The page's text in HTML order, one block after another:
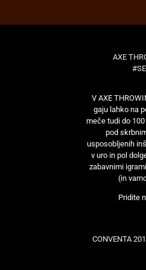
AXE
V AXE
gaju lahko na
meče tudi do
pod
usposobljenih
v uro in pol
zabavnimi
(in
Pridite
CONVENTA